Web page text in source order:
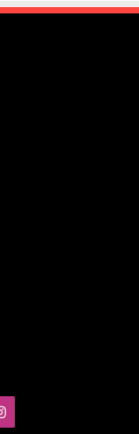
Instagram